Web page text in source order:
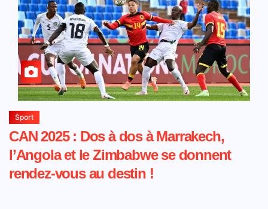
Sport
CAN 2025 : Dos à dos à Marrakech,
l’Angola et le Zimbabwe se donnent
rendez-vous au destin !